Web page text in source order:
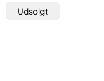
Udsolgt